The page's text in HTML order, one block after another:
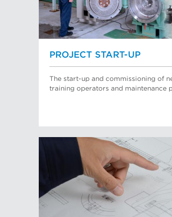
PROJECT START-UP
The start-up and commissioning of
training operators and maintenance